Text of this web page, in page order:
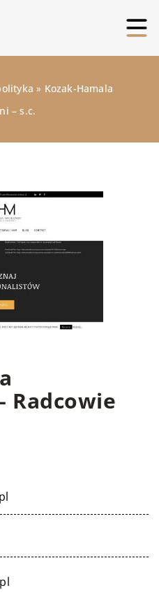
» Kozak-Hamala
– s.c.
Radcowie